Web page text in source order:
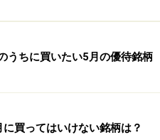
は「トレンドライン」を
株価の高値や安値を結ぶこ
です。
うちに買いたい5月の優待銘柄
に買ってはいけない銘柄は？